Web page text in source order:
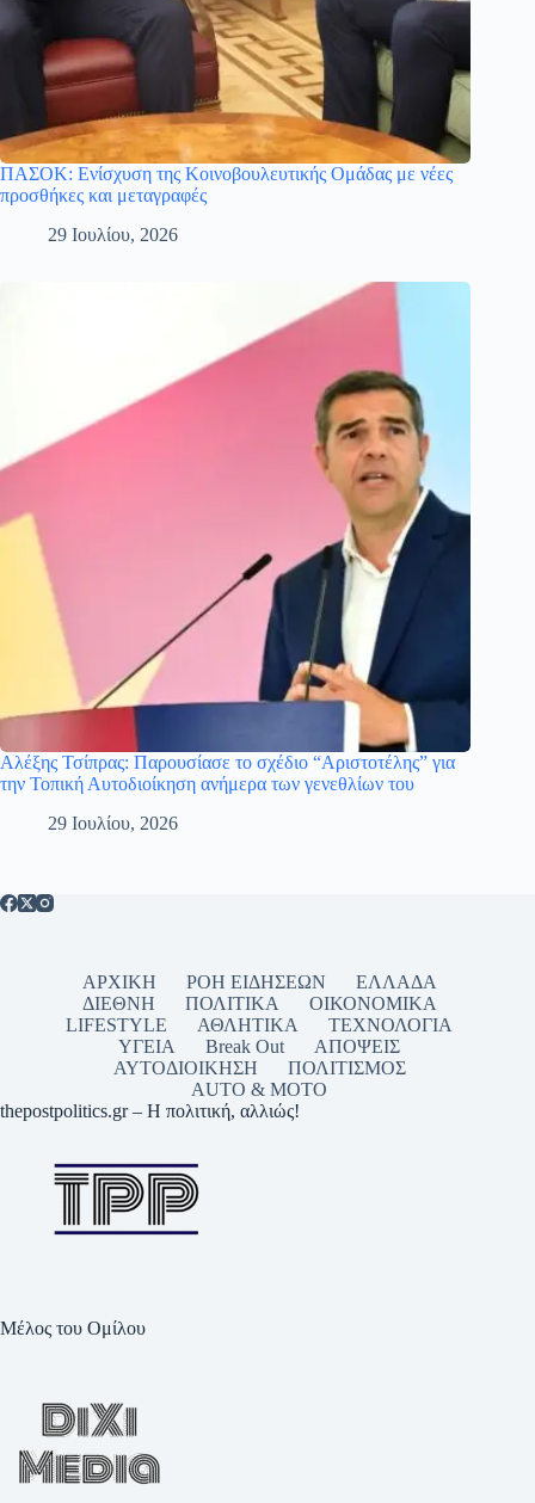
ΠΑΣΟΚ: Ενίσχυση της Κοινοβουλευτικής Ομάδας με νέες
προσθήκες και μεταγραφές
29 Ιουλίου, 2026
Αλέξης Τσίπρας: Παρουσίασε το σχέδιο “Αριστοτέλης” για
την Τοπική Αυτοδιοίκηση ανήμερα των γενεθλίων του
29 Ιουλίου, 2026
ΑΡΧΙΚΗ ΡΟΗ ΕΙΔΗΣΕΩΝ
ΕΛΛΑΔΑ
ΔΙΕΘΝΗ
ΠΟΛΙΤΙΚΑ
ΟΙΚΟΝΟΜΙΚΑ
LIFESTYLE
ΑΘΛΗΤΙΚΑ
ΤΕΧΝΟΛΟΓΙΑ
ΥΓΕΙΑ
Break Out
ΑΠΟΨΕΙΣ
ΑΥΤΟΔΙΟΙΚΗΣΗ
ΠΟΛΙΤΙΣΜΟΣ
AUTO & MOTO
thepostpolitics.gr – Η πολιτική, αλλιώς!
Μέλος του Ομίλου